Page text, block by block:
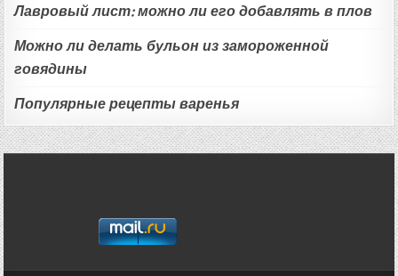
Лавровый лист: можно ли его добавлять в плов
Можно ли делать бульон из замороженной
говядины
Популярные рецепты варенья